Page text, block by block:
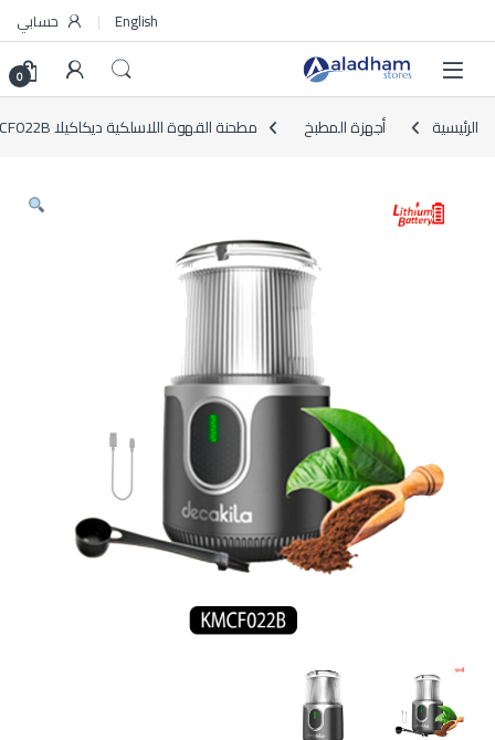
English حسابي
0
الرئيسية أجهزة المطبخ مطحنة القهوة اللاسلكية ديكاكيلا KMCF022B